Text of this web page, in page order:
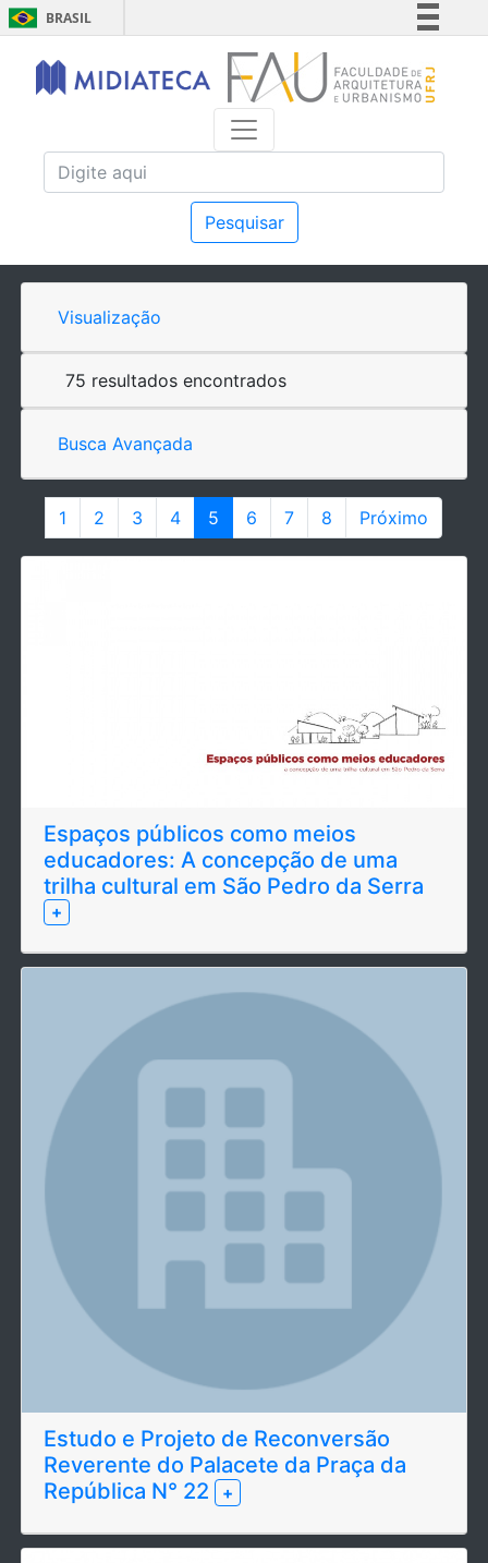
BRASIL
Simplifique!
Comunica BR
Acesso à informação
Pesquisar
Visualização
75 resultados encontrados
Busca Avançada
1 2 3 4 5 6 7 8 Próximo
Espaços públicos como meios
educadores: A concepção de uma
trilha cultural em São Pedro da Serra
+
Estudo e Projeto de Reconversão
Reverente do Palacete da Praça da
República N° 22
+